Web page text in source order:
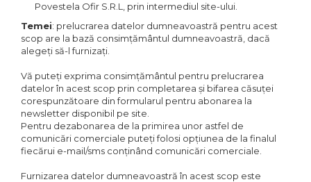
Povestela Ofir S.R.L, prin intermediul site-ului.
Temei: prelucrarea datelor dumneavoastră pentru acest
scop are la bază consimțământul dumneavoastră, dacă
alegeți să-l furnizați.
Vă puteți exprima consimțământul pentru prelucrarea
datelor în acest scop prin completarea și bifarea căsuței
corespunzătoare din formularul pentru abonarea la
newsletter disponibil pe site.
Pentru dezabonarea de la primirea unor astfel de
comunicări comerciale puteți folosi opțiunea de la finalul
fiecărui e-mail/sms conținând comunicări comerciale.
Furnizarea datelor dumneavoastră în acest scop este